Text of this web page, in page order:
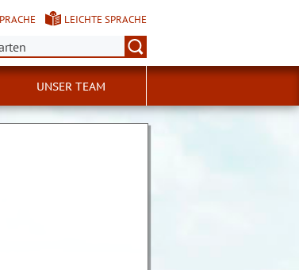
LEICHTE SPRACHE
UNSER TEAM